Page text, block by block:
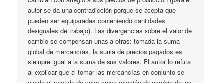
autor se da una contradicción porque se acepta que
pueden ser equiparadas conteniendo cantidades
desiguales de trabajo). Las divergencias sobre el valor de
cambio se compensan unas a otras: tomada la suma
global de mercancías, la suma de precios pagados es
siempre igual a la suma de sus valores. El autor lo refuta
al explicar que al tomar las mercancías en conjunto se